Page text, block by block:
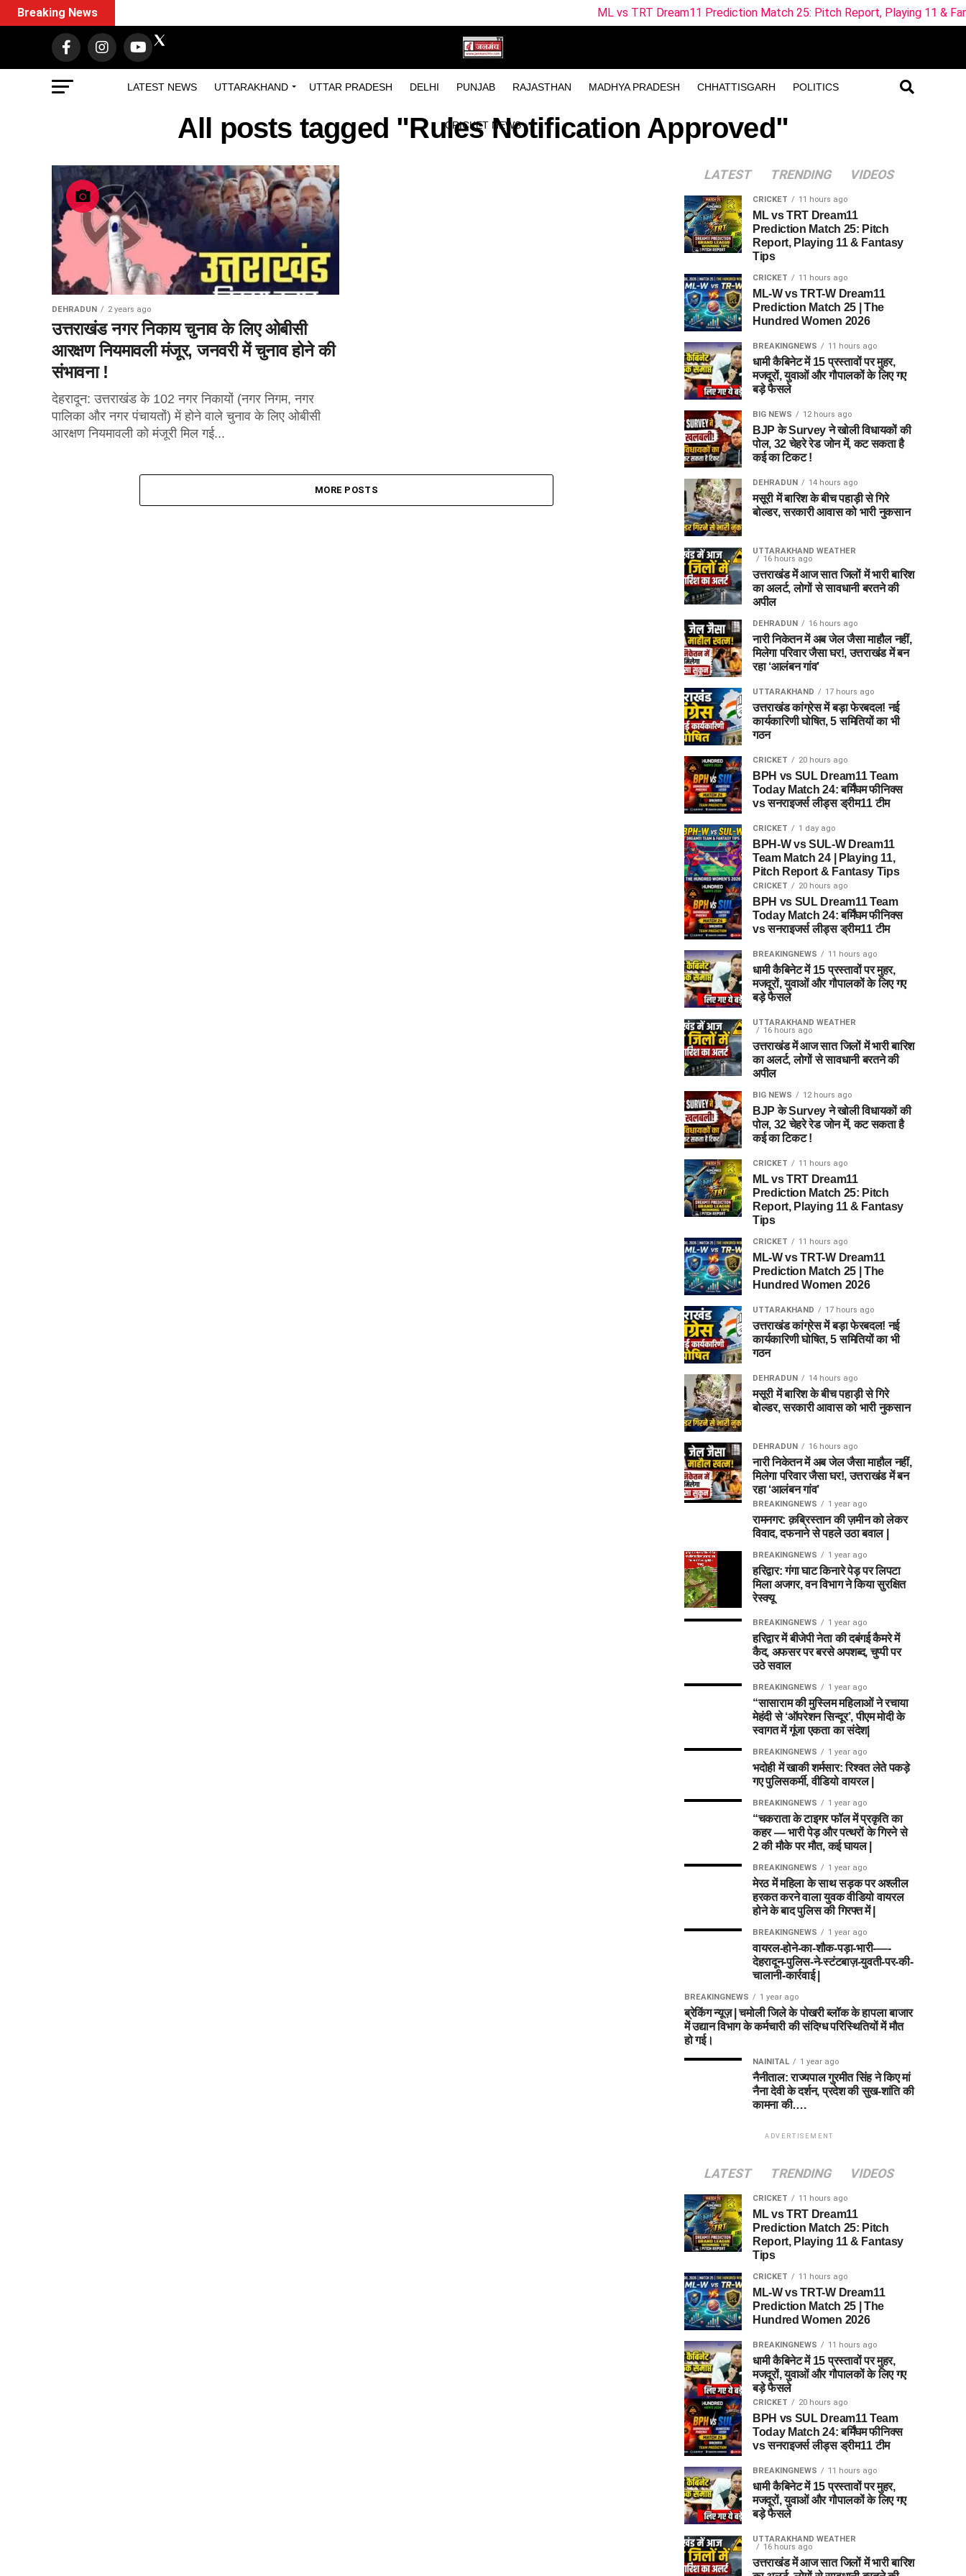
LATEST NEWS UTTARAKHAND UTTAR PRADESH DELHI PUNJAB RAJASTHAN MADHYA PRADESH CHHATTISGARH POLITICS
CRICKET NEWS
Breaking News ML vs TRT Dream11 Prediction Match 25: Pitch Report, Playing 11 & Fantasy Tips
All posts tagged "Rules Notification Approved"
DEHRADUN 2 years ago
उत्तराखंड नगर निकाय चुनाव के लिए ओबीसी
आरक्षण नियमावली मंजूर, जनवरी में चुनाव होने की
संभावना !
देहरादून: उत्तराखंड के 102 नगर निकायों (नगर निगम, नगर
पालिका और नगर पंचायतों) में होने वाले चुनाव के लिए ओबीसी
आरक्षण नियमावली को मंजूरी मिल गई...
MORE POSTS
LATEST TRENDING VIDEOS
CRICKET 11 hours ago
ML vs TRT Dream11
Prediction Match 25: Pitch
Report, Playing 11 & Fantasy
Tips
CRICKET 11 hours ago
ML-W vs TRT-W Dream11
Prediction Match 25 | The
Hundred Women 2026
BREAKINGNEWS 11 hours ago
धामी कैबिनेट में 15 प्रस्तावों पर मुहर,
मजदूरों, युवाओं और गौपालकों के लिए गए
बड़े फैसले
BIG NEWS 12 hours ago
BJP के Survey ने खोली विधायकों की
पोल, 32 चेहरे रेड जोन में, कट सकता है
कई का टिकट !
DEHRADUN 14 hours ago
मसूरी में बारिश के बीच पहाड़ी से गिरे
बोल्डर, सरकारी आवास को भारी नुकसान
UTTARAKHAND WEATHER
16 hours ago
उत्तराखंड में आज सात जिलों में भारी बारिश
का अलर्ट, लोगों से सावधानी बरतने की
अपील
DEHRADUN 16 hours ago
नारी निकेतन में अब जेल जैसा माहौल नहीं,
मिलेगा परिवार जैसा घर!, उत्तराखंड में बन
रहा ‘आलंबन गांव’
UTTARAKHAND 17 hours ago
उत्तराखंड कांग्रेस में बड़ा फेरबदल! नई
कार्यकारिणी घोषित, 5 समितियों का भी
गठन
CRICKET 20 hours ago
BPH vs SUL Dream11 Team
Today Match 24: बर्मिंघम फीनिक्स
vs सनराइजर्स लीड्स ड्रीम11 टीम
CRICKET 1 day ago
BPH-W vs SUL-W Dream11
Team Match 24 | Playing 11,
Pitch Report & Fantasy Tips
CRICKET 20 hours ago
BPH vs SUL Dream11 Team
Today Match 24: बर्मिंघम फीनिक्स
vs सनराइजर्स लीड्स ड्रीम11 टीम
BREAKINGNEWS 11 hours ago
धामी कैबिनेट में 15 प्रस्तावों पर मुहर,
मजदूरों, युवाओं और गौपालकों के लिए गए
बड़े फैसले
UTTARAKHAND WEATHER
16 hours ago
उत्तराखंड में आज सात जिलों में भारी बारिश
का अलर्ट, लोगों से सावधानी बरतने की
अपील
BIG NEWS 12 hours ago
BJP के Survey ने खोली विधायकों की
पोल, 32 चेहरे रेड जोन में, कट सकता है
कई का टिकट !
CRICKET 11 hours ago
ML vs TRT Dream11
Prediction Match 25: Pitch
Report, Playing 11 & Fantasy
Tips
CRICKET 11 hours ago
ML-W vs TRT-W Dream11
Prediction Match 25 | The
Hundred Women 2026
UTTARAKHAND 17 hours ago
उत्तराखंड कांग्रेस में बड़ा फेरबदल! नई
कार्यकारिणी घोषित, 5 समितियों का भी
गठन
DEHRADUN 14 hours ago
मसूरी में बारिश के बीच पहाड़ी से गिरे
बोल्डर, सरकारी आवास को भारी नुकसान
DEHRADUN 16 hours ago
नारी निकेतन में अब जेल जैसा माहौल नहीं,
मिलेगा परिवार जैसा घर!, उत्तराखंड में बन
रहा ‘आलंबन गांव’
BREAKINGNEWS 1 year ago
रामनगर: क़ब्रिस्तान की ज़मीन को लेकर
विवाद, दफनाने से पहले उठा बवाल |
BREAKINGNEWS 1 year ago
हरिद्वार: गंगा घाट किनारे पेड़ पर लिपटा
मिला अजगर, वन विभाग ने किया सुरक्षित
रेस्क्यू
BREAKINGNEWS 1 year ago
हरिद्वार में बीजेपी नेता की दबंगई कैमरे में
कैद, अफसर पर बरसे अपशब्द, चुप्पी पर
उठे सवाल
BREAKINGNEWS 1 year ago
“सासाराम की मुस्लिम महिलाओं ने रचाया
मेहंदी से ‘ऑपरेशन सिन्दूर’, पीएम मोदी के
स्वागत में गूंजा एकता का संदेश|
BREAKINGNEWS 1 year ago
भदोही में खाकी शर्मसार: रिश्वत लेते पकड़े
गए पुलिसकर्मी, वीडियो वायरल |
BREAKINGNEWS 1 year ago
“चकराता के टाइगर फॉल में प्रकृति का
कहर — भारी पेड़ और पत्थरों के गिरने से
2 की मौके पर मौत, कई घायल |
BREAKINGNEWS 1 year ago
मेरठ में महिला के साथ सड़क पर अश्लील
हरकत करने वाला युवक वीडियो वायरल
होने के बाद पुलिस की गिरफ्त में |
BREAKINGNEWS 1 year ago
वायरल-होने-का-शौक-पड़ा-भारी-—-
देहरादून-पुलिस-ने-स्टंटबाज़-युवती-पर-की-
चालानी-कार्रवाई |
BREAKINGNEWS 1 year ago
ब्रेकिंग न्यूज़ | चमोली जिले के पोखरी ब्लॉक के हापला बाजार
में उद्यान विभाग के कर्मचारी की संदिग्ध परिस्थितियों में मौत
हो गई।
NAINITAL 1 year ago
नैनीताल: राज्यपाल गुरमीत सिंह ने किए मां
नैना देवी के दर्शन, प्रदेश की सुख-शांति की
कामना की….
ADVERTISEMENT
LATEST TRENDING VIDEOS
CRICKET 11 hours ago
ML vs TRT Dream11
Prediction Match 25: Pitch
Report, Playing 11 & Fantasy
Tips
CRICKET 11 hours ago
ML-W vs TRT-W Dream11
Prediction Match 25 | The
Hundred Women 2026
BREAKINGNEWS 11 hours ago
धामी कैबिनेट में 15 प्रस्तावों पर मुहर,
मजदूरों, युवाओं और गौपालकों के लिए गए
बड़े फैसले
CRICKET 20 hours ago
BPH vs SUL Dream11 Team
Today Match 24: बर्मिंघम फीनिक्स
vs सनराइजर्स लीड्स ड्रीम11 टीम
BREAKINGNEWS 11 hours ago
धामी कैबिनेट में 15 प्रस्तावों पर मुहर,
मजदूरों, युवाओं और गौपालकों के लिए गए
बड़े फैसले
UTTARAKHAND WEATHER
16 hours ago
उत्तराखंड में आज सात जिलों में भारी बारिश